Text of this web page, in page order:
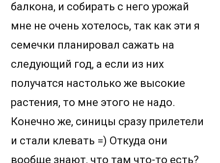
балкона, и собирать с него урожай
мне не очень хотелось, так как эти я
семечки планировал сажать на
следующий год, а если из них
получатся настолько же высокие
растения, то мне этого не надо.
Конечно же, синицы сразу прилетели
и стали клевать =) Откуда они
вообще знают, что там что-то есть?